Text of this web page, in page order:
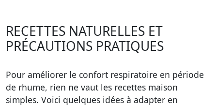
RECETTES NATURELLES ET
PRÉCAUTIONS PRATIQUES
Pour améliorer le confort respiratoire en période
de rhume, rien ne vaut les recettes maison
simples. Voici quelques idées à adapter en